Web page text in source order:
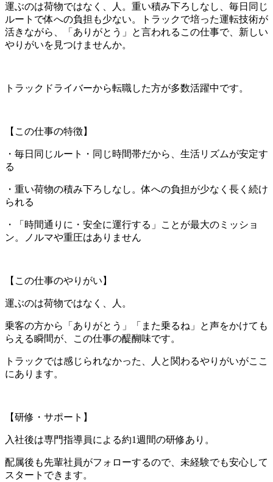
運ぶのは荷物ではなく、人。重い積み下ろしなし、毎日同じ
ルートで体への負担も少ない。トラックで培った運転技術が
活きながら、「ありがとう」と言われるこの仕事で、新しい
やりがいを見つけませんか。
トラックドライバーから転職した方が多数活躍中です。
【この仕事の特徴】
・毎日同じルート・同じ時間帯だから、生活リズムが安定す
る
・重い荷物の積み下ろしなし。体への負担が少なく長く続け
られる
・「時間通りに・安全に運行する」ことが最大のミッショ
ン。ノルマや重圧はありません
【この仕事のやりがい】
運ぶのは荷物ではなく、人。
乗客の方から「ありがとう」「また乗るね」と声をかけても
らえる瞬間が、この仕事の醍醐味です。
トラックでは感じられなかった、人と関わるやりがいがここ
にあります。
【研修・サポート】
入社後は専門指導員による約1週間の研修あり。
配属後も先輩社員がフォローするので、未経験でも安心して
スタートできます。